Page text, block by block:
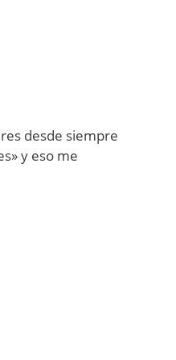
desde siempre
y eso me